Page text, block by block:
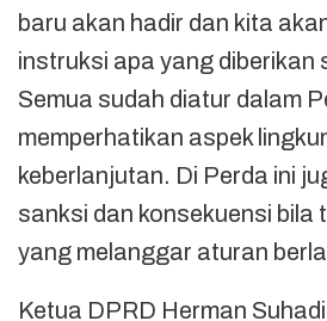
baru akan hadir dan kita
instruksi apa yang diberikan
Semua sudah diatur dalam
memperhatikan aspek
keberlanjutan. Di Perda ini
sanksi dan konsekuensi bila
yang melanggar aturan
Ketua DPRD Herman